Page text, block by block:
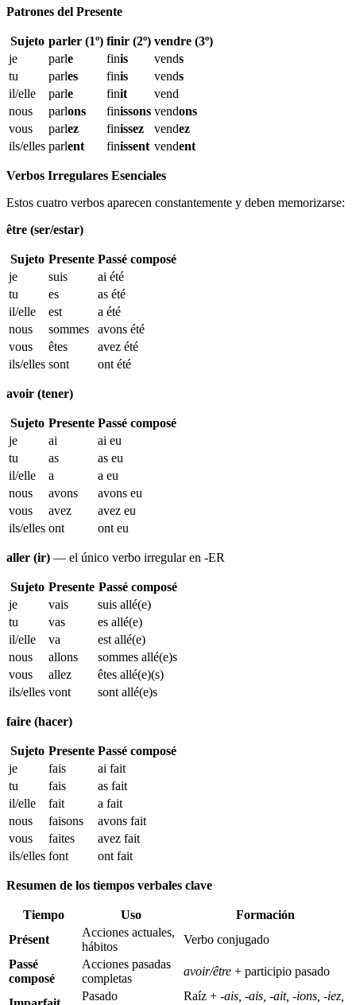
Patrones del Presente
Sujeto parler (1º) finir (2º) vendre (3º)
je
parle finis vends
tu
parles finis vends
il/elle
parle finit
vend
nous
parlons finissons vendons
vous
parlez finissez vendez
ils/elles parlent finissent vendent
Verbos Irregulares Esenciales
Estos cuatro verbos aparecen constantemente y deben memorizarse:
être (ser/estar)
Sujeto Presente Passé composé
je
suis
ai été
tu
es
as été
il/elle
est
a été
nous
sommes
avons été
vous
êtes
avez été
ils/elles sont ont été
avoir (tener)
Sujeto Presente Passé composé
je
ai
ai eu
tu
as
as eu
il/elle
a
a eu
nous
avons
avons eu
vous
avez
avez eu
ils/elles ont ont eu
aller (ir) — el único verbo irregular en -ER
Sujeto Presente Passé composé
je
vais
suis allé(e)
tu
vas
es allé(e)
il/elle
va
est allé(e)
nous
allons
sommes allé(e)s
vous
allez
êtes allé(e)(s)
ils/elles vont sont allé(e)s
faire (hacer)
Sujeto Presente Passé composé
je
fais
ai fait
tu
fais
as fait
il/elle
fait
a fait
nous
faisons
avons fait
vous
faites
avez fait
ils/elles font ont fait
Resumen de los tiempos verbales clave
Tiempo Uso
Formación
Présent
Acciones actuales,
hábitos
Verbo conjugado
Passé
composé
Acciones pasadas
completas
avoir/être + participio pasado
Pasado
Raíz + -ais, -ais, -ait, -ions, -iez,